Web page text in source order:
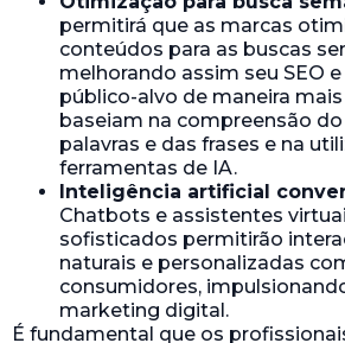
permitirá que as marcas
conteúdos para as buscas
melhorando assim seu SEO
público-alvo de maneira
baseiam na compreensão
palavras e das frases e na
ferramentas de IA.
Inteligência artificial
Chatbots e assistentes
sofisticados permitirão
naturais e personalizadas
consumidores,
marketing digital.
É fundamental que os